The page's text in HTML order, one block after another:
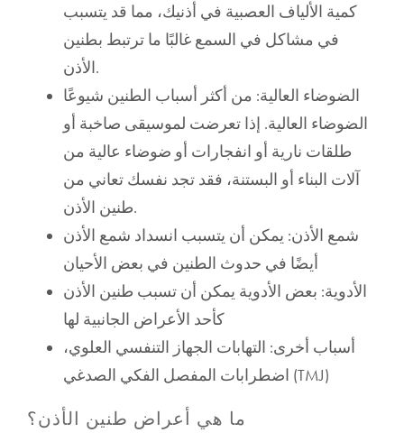
كمية الألياف العصبية في أذنيك، مما قد يتسبب
في مشاكل في السمع غالبًا ما ترتبط بطنين
الأذن.
الضوضاء العالية: من أكثر أسباب الطنين شيوعًا
الضوضاء العالية. إذا تعرضت لموسيقى صاخبة أو
طلقات نارية أو انفجارات أو ضوضاء عالية من
آلات البناء أو البستنة، فقد تجد نفسك تعاني من
طنين الأذن.
شمع الأذن: يمكن أن يتسبب انسداد شمع الأذن
أيضًا في حدوث الطنين في بعض الأحيان
الأدوية: بعض الأدوية يمكن أن تسبب طنين الأذن
كأحد الأعراض الجانبية لها
أسباب أخرى: التهابات الجهاز التنفسي العلوي،
اضطرابات المفصل الفكي الصدغي (TMJ)
ما هي أعراض طنين الأذن؟